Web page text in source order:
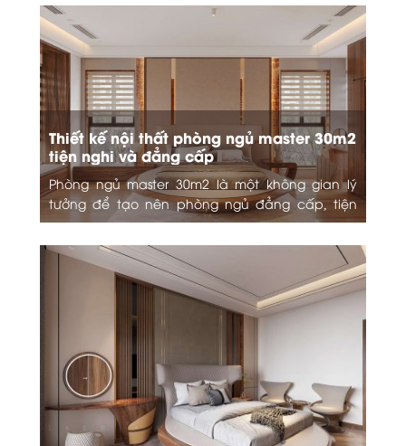
Thiết kế nội thất phòng ngủ master 30m2
tiện nghi và đẳng cấp
Phòng ngủ master 30m2 là một không gian lý
tưởng để tạo nên phòng ngủ đẳng cấp, tiện
nghi. Với diện tích rộng rãi, bạn...